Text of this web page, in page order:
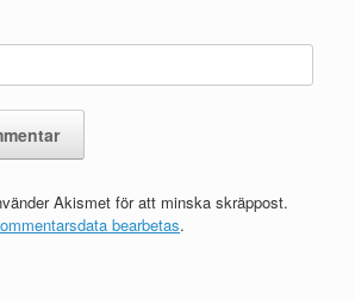
Akismet för att minska skräppost.
bearbetas.